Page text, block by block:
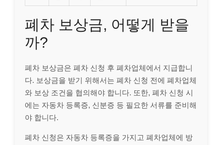
폐차 보상금, 어떻게 받을
까?
폐차 보상금은 폐차 신청 후 폐차업체에서 지급합니
다. 보상금을 받기 위해서는 폐차 신청 전에 폐차업체
와 보상 조건을 협의해야 합니다. 또한, 폐차 신청 시
에는 자동차 등록증, 신분증 등 필요한 서류를 준비해
야 합니다.
폐차 신청은 자동차 등록증을 가지고 폐차업체에 방